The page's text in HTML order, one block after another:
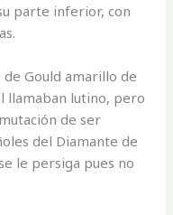
parte inferior, con
Gould amarillo de
llamaban lutino, pero
de ser
del Diamante de
le persiga pues no